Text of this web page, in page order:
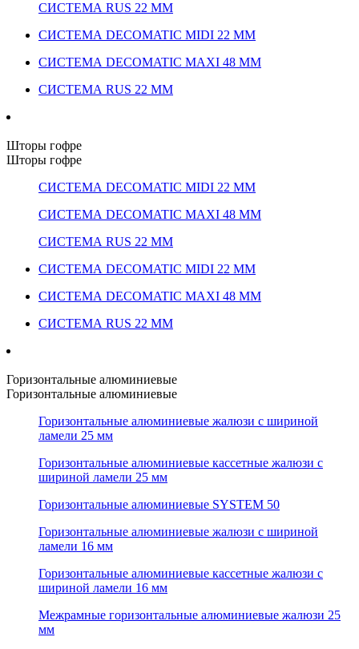
СИСТЕМА RUS 22 ММ
СИСТЕМА DECOMATIC MIDI 22 ММ
СИСТЕМА DECOMATIC MAXI 48 ММ
СИСТЕМА RUS 22 ММ
Шторы гофре
Шторы гофре
СИСТЕМА DECOMATIC MIDI 22 ММ
СИСТЕМА DECOMATIC MAXI 48 ММ
СИСТЕМА RUS 22 ММ
СИСТЕМА DECOMATIC MIDI 22 ММ
СИСТЕМА DECOMATIC MAXI 48 ММ
СИСТЕМА RUS 22 ММ
Горизонтальные алюминиевые
Горизонтальные алюминиевые
Горизонтальные алюминиевые жалюзи с шириной
ламели 25 мм
Горизонтальные алюминиевые кассетные жалюзи с
шириной ламели 25 мм
Горизонтальные алюминиевые SYSTEM 50
Горизонтальные алюминиевые жалюзи с шириной
ламели 16 мм
Горизонтальные алюминиевые кассетные жалюзи с
шириной ламели 16 мм
Межрамные горизонтальные алюминиевые жалюзи 25
мм